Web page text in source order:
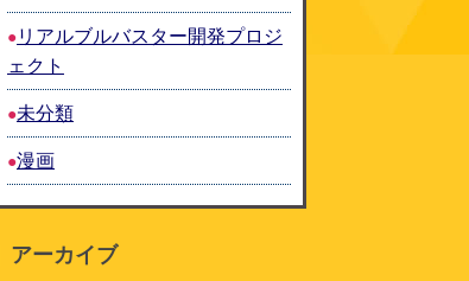
リアルブルバスター開発プロジ
ェクト
未分類
漫画
アーカイブ